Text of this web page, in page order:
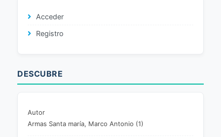
Acceder
Registro
DESCUBRE
Autor
Armas Santa maría, Marco Antonio (1)